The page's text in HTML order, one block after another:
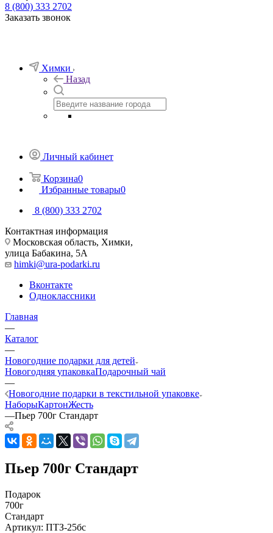
8 (800) 333 2702
Заказать звонок
Химки
Назад
Личный кабинет
Корзина0
Избранные товары0
8 (800) 333 2702
Контактная информация
Московская область, Химки,
улица Бабакина, 5А
himki@ura-podarki.ru
Вконтакте
Одноклассники
Главная
—
Каталог
—
Новогодние подарки для детей
Новогодняя упаковкаПодарочный чай
—
Новогодние подарки в текстильной упаковке
НаборыКартонЖесть
—Пьер 700г Стандарт
Пьер 700г Стандарт
Подарок
700г
Стандарт
Артикул: ПТЗ-25бс